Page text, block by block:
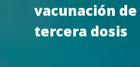
vacunación de
tercera dosis